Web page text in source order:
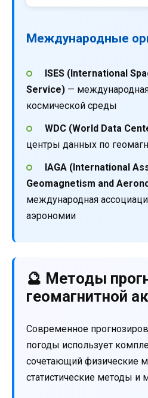
Международные
ISES (International
Service) —
космической среды
WDC (World Data
центры данных по
IAGA (International
Geomagnetism and
международная
аэрономии
🔮 Методы
геомагнитной
Современное
погоды использует
сочетающий физические
статистические методы и